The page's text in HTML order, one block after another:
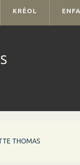
KRÉOL
THOMAS